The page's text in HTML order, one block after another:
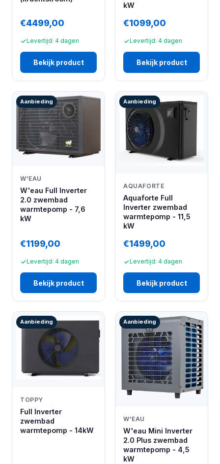
€4499,00
Levertijd: 4 dagen
Bekijk product
kW
€1099,00
Levertijd: 4 dagen
Bekijk product
Aanbieding
W'EAU
W'eau Full Inverter
2.0 zwembad
warmtepomp - 7,6
kW
€1199,00
Levertijd: 4 dagen
Bekijk product
Aanbieding
AQUAFORTE
Aquaforte Full
Inverter zwembad
warmtepomp - 11,5
kW
€1499,00
Levertijd: 4 dagen
Bekijk product
Aanbieding
TOPPY
Full Inverter
zwembad
warmtepomp - 14kW
Aanbieding
W'EAU
W'eau Mini Inverter
2.0 Plus zwembad
warmtepomp - 4,5
kW